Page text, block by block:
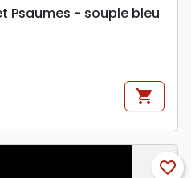
Psaumes - souple bleu
shopping_cart
favorite_border